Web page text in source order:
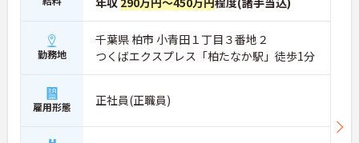
勤務地
千葉県 柏市 小青田１丁目３番地２
つくばエクスプレス「柏たなか駅」徒歩1分
雇用形態 正社員(正職員)